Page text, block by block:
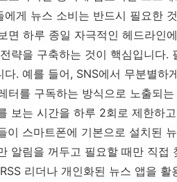
에게 뉴스 소비는 반드시 필요한
면 하루 종일 자극적인 헤드라인
략을 구축하는 것이 핵심입니다.
다. 예를 들어, SNS에서 무분별하
터를 구독하는 방식으로 노출되
보는 시간을 하루 2회로 제한하
이 스마트폰에 기본으로 설치된
알림을 꺼두고 필요할 때만 직접
리더나 개인화된 뉴스 앱을